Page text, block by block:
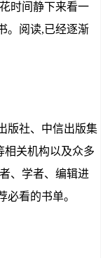
时间静下来看一
。阅读,已经逐渐
版社、中信出版集
相关机构以及众多
、学者、编辑进
必看的书单。